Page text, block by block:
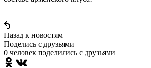
Назад к новостям
Поделись c друзьями
0 человек поделились c друзьями